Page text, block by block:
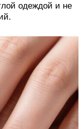
одеждой и не